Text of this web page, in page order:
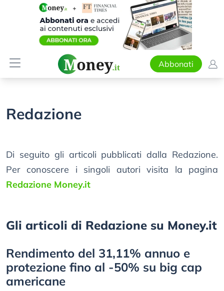
Abbonati
Redazione
Di seguito gli articoli pubblicati dalla Redazione.
Per conoscere i singoli autori visita la pagina
Redazione Money.it
Gli articoli di Redazione su Money.it
Rendimento del 31,11% annuo e
protezione fino al -50% su big cap
americane